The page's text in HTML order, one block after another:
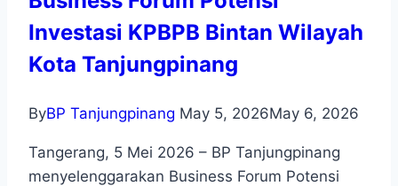
Investasi KPBPB Bintan Wilayah
Kota Tanjungpinang
ByBP Tanjungpinang May 5, 2026May 6, 2026
Tangerang, 5 Mei 2026 – BP Tanjungpinang
menyelenggarakan Business Forum Potensi